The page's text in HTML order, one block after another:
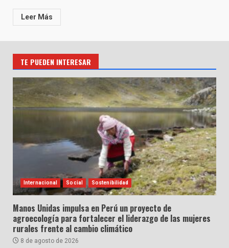
Leer Más
TE PUEDEN INTERESAR
Internacional Social Sostenibilidad
Manos Unidas impulsa en Perú un proyecto de
agroecología para fortalecer el liderazgo de las mujeres
rurales frente al cambio climático
8 de agosto de 2026